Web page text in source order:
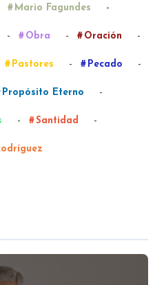
Mario Fagundes -
- Obra - Oración -
Pastores - Pecado -
Propósito Eterno -
- Santidad -